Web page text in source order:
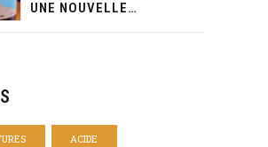
UNE NOUVELLE
ACIDE